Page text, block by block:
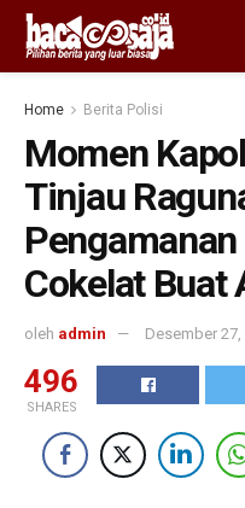
Home Berita Polisi
Momen
Tinjau
Cokelat Buat
oleh admin Desember 27,
496
SHARES